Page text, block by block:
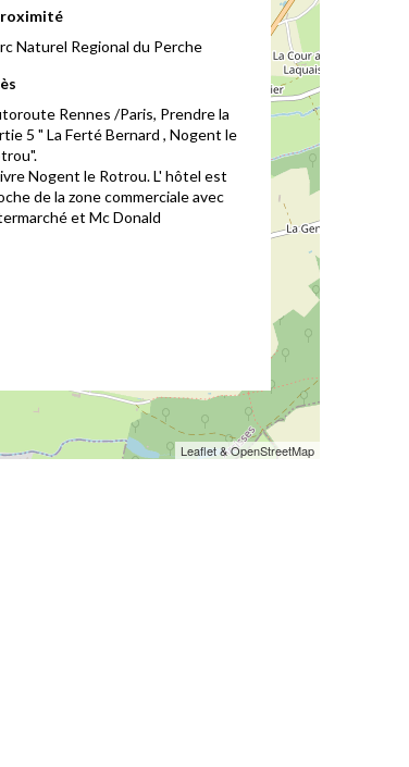
Leaflet & OpenStreetMap
Naturel Regional du Perche
Rennes /Paris, Prendre la
5 " La Ferté Bernard , Nogent le
Nogent le Rotrou. L' hôtel est
de la zone commerciale avec
et Mc Donald